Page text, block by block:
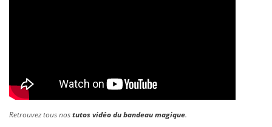
Retrouvez tous nostutos vidéo du bandeau magique.